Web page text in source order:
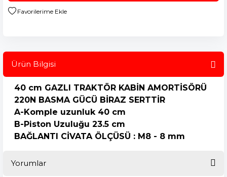
Ürün Bilgisi
40 cm GAZLI TRAKTÖR KABİN AMORTİSÖRÜ
220N BASMA GÜCÜ BİRAZ SERTTİR
A-Komple uzunluk 40 cm
B-Piston Uzuluğu 23.5 cm
BAĞLANTI CİVATA ÖLÇÜSÜ : M8 - 8 mm
Yorumlar